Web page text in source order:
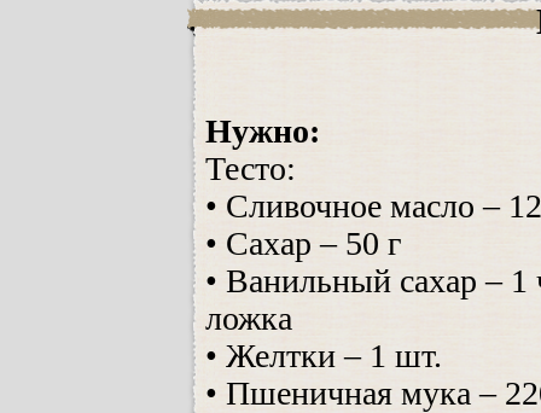
Нужно:
Тесто:
• Сливочное масло –
• Сахар – 50 г
• Ванильный сахар – 1
ложка
• Желтки – 1 шт.
• Пшеничная мука –